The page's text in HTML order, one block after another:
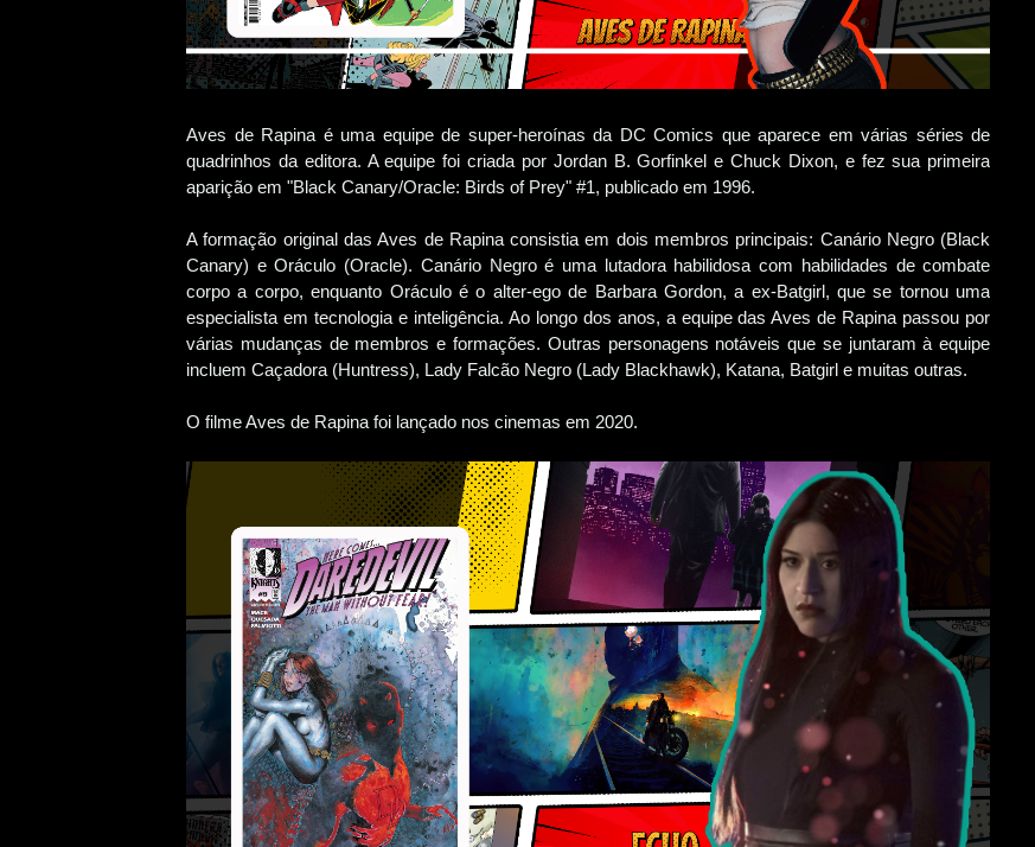
Aves de Rapina é uma equipe de super-heroínas da DC Comics que aparece em várias séries de
quadrinhos da editora. A equipe foi criada por Jordan B. Gorfinkel e Chuck Dixon, e fez sua primeira
aparição em "Black Canary/Oracle: Birds of Prey" #1, publicado em 1996.
A formação original das Aves de Rapina consistia em dois membros principais: Canário Negro (Black
Canary) e Oráculo (Oracle). Canário Negro é uma lutadora habilidosa com habilidades de combate
corpo a corpo, enquanto Oráculo é o alter-ego de Barbara Gordon, a ex-Batgirl, que se tornou uma
especialista em tecnologia e inteligência. Ao longo dos anos, a equipe das Aves de Rapina passou por
várias mudanças de membros e formações. Outras personagens notáveis que se juntaram à equipe
incluem Caçadora (Huntress), Lady Falcão Negro (Lady Blackhawk), Katana, Batgirl e muitas outras.
O filme Aves de Rapina foi lançado nos cinemas em 2020.